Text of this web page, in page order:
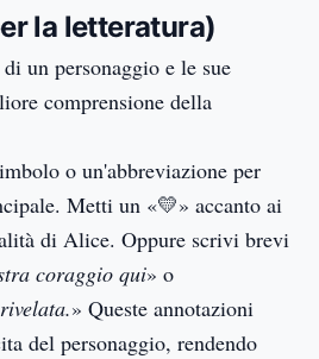
la letteratura)
un personaggio e le sue
comprensione della
o un'abbreviazione per
Metti un «💛» accanto ai
di Alice. Oppure scrivi brevi
coraggio qui» o
» Queste annotazioni
del personaggio, rendendo